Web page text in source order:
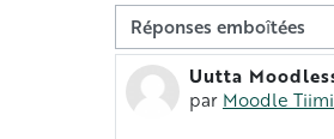
Type d’affichage
Uutta
par Moodle Tiimi
Nombre de